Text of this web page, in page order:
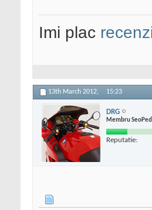
Imi plac
13th March 2012, 15:23
DRG
Membru
Reputatie: